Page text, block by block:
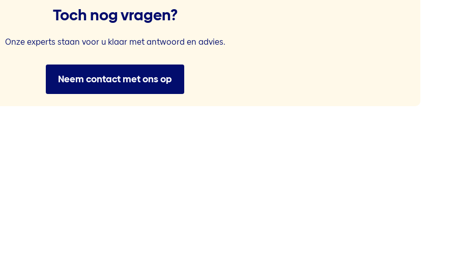
Toch nog vragen?
Onze experts staan voor u klaar met antwoord en advies.
Neem contact met ons op